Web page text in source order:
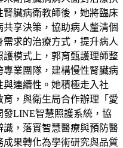
臟病衛教師後，她將臨床
享決策，協助病人釐清個
求的治療方式，提升病人
模式上，郭育甄護理師整
業團隊，建構慢性腎臟病
連續性。她積極走入社
，與衛生局合作辦理「愛
發LINE智慧照護系統，協
，落實智慧醫療與預防醫
果轉化為學術研究與品質